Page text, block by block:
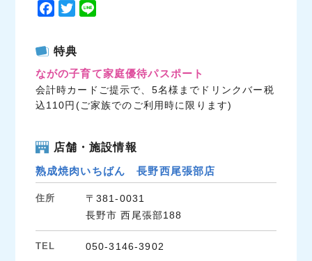
F
e
b
o
o
T
t
t
e
r
特典
ながの子育て家庭優待パスポート
会計時カードご提示で、5名様までドリンクバー税
込110円(ご家族でのご利用時に限ります)
店舗・施設情報
熟成焼肉いちばん 長野西尾張部店
住所
〒381-0031
長野市 西尾張部188
TEL 050-3146-3902